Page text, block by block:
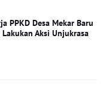
PPKD Desa Mekar Baru
Aksi Unjukrasa